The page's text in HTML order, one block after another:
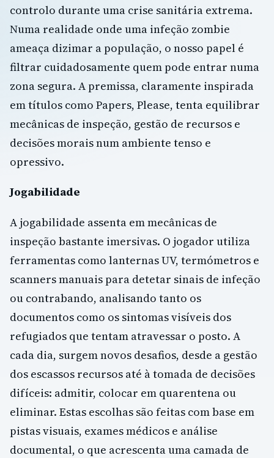
controlo durante uma crise sanitária extrema.
Numa realidade onde uma infeção zombie
ameaça dizimar a população, o nosso papel é
filtrar cuidadosamente quem pode entrar numa
zona segura. A premissa, claramente inspirada
em títulos como Papers, Please, tenta equilibrar
mecânicas de inspeção, gestão de recursos e
decisões morais num ambiente tenso e
opressivo.
Jogabilidade
A jogabilidade assenta em mecânicas de
inspeção bastante imersivas. O jogador utiliza
ferramentas como lanternas UV, termómetros e
scanners manuais para detetar sinais de infeção
ou contrabando, analisando tanto os
documentos como os sintomas visíveis dos
refugiados que tentam atravessar o posto. A
cada dia, surgem novos desafios, desde a gestão
dos escassos recursos até à tomada de decisões
difíceis: admitir, colocar em quarentena ou
eliminar. Estas escolhas são feitas com base em
pistas visuais, exames médicos e análise
documental, o que acrescenta uma camada de